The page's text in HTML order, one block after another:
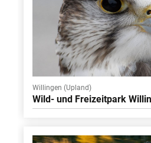
Willingen (Upland)
Wild- und Freizeitpark